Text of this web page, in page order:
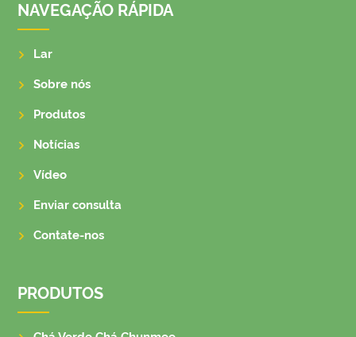
NAVEGAÇÃO RÁPIDA
Lar
Sobre nós
Produtos
Notícias
Vídeo
Enviar consulta
Contate-nos
PRODUTOS